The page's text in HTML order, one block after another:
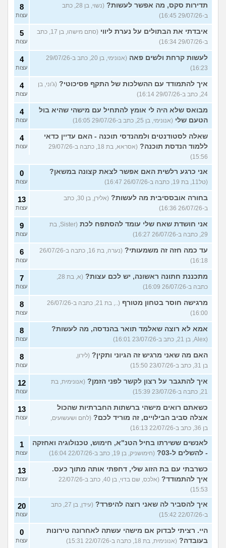
תדירות סקס, מה אפשר לעשות?
(נשוי, בן 28, כתב
ב-29/07/26 16:45)
8
עצות
איבדתי את הבתולים על נערת ליווי
(סתם מישהו, בן 17, כתב
ב-29/07/26 16:34)
5
עצות
לעשות קרחת ולשים פאה
(אנונימי, בן 20, כתב ב-29/07/26
16:23)
4
עצות
איך להתמודד עם ההשלכות של התקף פסיכוטי? (ג'וני, בן
24, כתב ב-29/07/26 16:14)
4
עצות
מבואס שלא היה לי אומץ להתחיל עם מישהי שהיא בול
הטעם שלי (אנונימי, בן 25, כתב ב-29/07/26 16:05)
4
עצות
שאלה לסטודנטים ולמהנדסי תוכנה - האם עדיין כדאי
ללמוד הנדסת תוכנה?
(אסראא, בת 18, כתבה ב-29/07/26
15:56)
4
עצות
אני כרגע רלשית האם אפשר לצאת קצונה במשאן?
(טל11, בת 19, כתבה ב-26/07/26 16:47)
0
עצות
בחורה אובססיבית מה לעשות?
(אלירן, בן 30, כתב
ב-26/07/26 16:36)
13
עצות
אני חושדת שאח שלי עומד להסתפח לכת
(Sister, בת
29, כתבה ב-26/07/26 16:27)
9
עצות
עד כמה חזה זה משמעותי?
(נערה, בת 16, כתבה ב-26/07/26
16:18)
6
עצות
מתכננת חתונה ראשונה, יש לכם עצות?
(א, בת 28,
כתבה ב-26/07/26 16:09)
7
עצות
מרגישה חוסר בטחון מטורף
(.., בת 21, כתבה ב-26/07/26
16:00)
8
עצות
אמא לא רוצה שאלמד תואר בהנדסה, מה לעשות?
(Alex, בן 21, כתב ב-23/07/26 16:01)
8
עצות
האם מה שאני מרגיש זה הגיוני ותקין? (לירון,
בן 31, כתב ב-23/07/26 15:50)
8
עצות
איך להתגבר על רצון לקשר לפני הזמן? (אנונימית, בת
21, כתבה ב-23/07/26 15:39)
12
עצות
כשאתם רואים מישהי ברשתות החברתיות שהכול
אצלה סביב הבילויים, זה מוריד לכם? (לחם ושעשועים,
בן 36, כתב ב-22/07/26 16:13)
13
עצות
לאנשים ששירתו בחיל הטנ"א, חימוש, טכנולוגיה ואחזקה
- להשלים ל-03?
(חימושניק, בן 19, כתב ב-22/07/26 16:04)
1
עצות
כשרבתי עם בת הזוג שלי, דחפתי אותה מתוך כעס.
איך להתמודד?
(אלכס, שם בדוי, בן 40, כתב ב-22/07/26
15:53)
13
עצות
איך להסביר לה שאני רוצה להיפרד?
(עידן, בן 27, כתב
ב-22/07/26 15:42)
20
עצות
היי. רציתי לבדוק אם מישהי עשתה לאחרונה טירונות
בעובדה? (אנונימית, בת 18, כתבה ב-22/07/26 15:31)
0
עצות